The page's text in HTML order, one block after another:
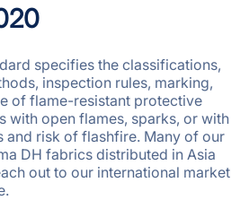
specifies the classifications,
inspection rules, marking,
of flame-resistant protective
with open flames, sparks, or with
and risk of flashfire. Many of our
DH fabrics distributed in Asia
out to our international market